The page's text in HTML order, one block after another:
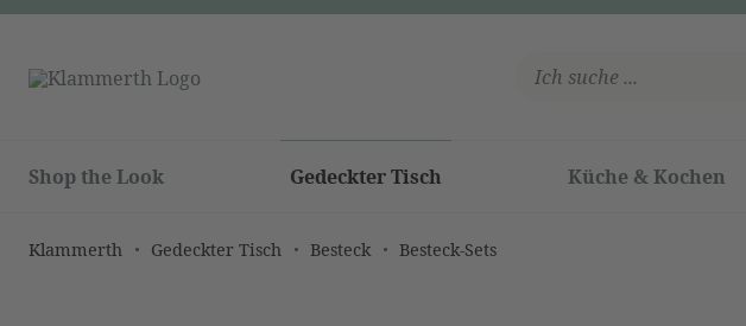
Shop the Look Gedeckter Tisch Küche & Kochen
Klammerth Gedeckter Tisch Besteck Besteck-Sets